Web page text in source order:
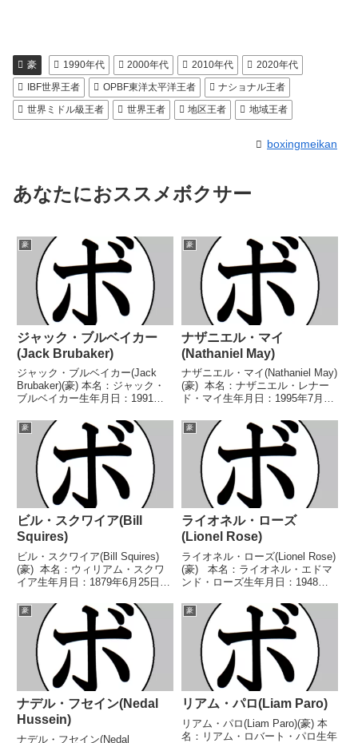
豪 1990年代 2000年代 2010年代
2020年代
IBF世界王者
OPBF東洋太平洋王者
ナショナル王者
世界ミドル級王者
世界王者 地区王者 地域王者
boxingmeikan
あなたにおススメボクサー
豪
ジャック・ブルベイカー
(Jack Brubaker)
ジャック・ブルベイカー(Jack
Brubaker)(豪) 本名：ジャック・
ブルベイカー生年月日：1991年
勝(8KO)6敗2分 【獲得タイトル】
第39代OPBF東洋太平洋ウェルタ
ー級王座WBCウェルター...
豪
ナザニエル・マイ
(Nathaniel May)
ナザニエル・マイ(Nathaniel May)
(豪) 本名：ナザニエル・レナー
ド・マイ生年月日：1995年7月19
(14KO)4敗 【獲得タイトル】
WBOアジアパシフィックスーパ
ーフェザー級ユース王座WBO
ア...
豪
ビル・スクワイア(Bill
Squires)
ビル・スクワイア(Bill Squires)
(豪) 本名：ウィリアム・スクワ
イア生年月日：1879年6月25日国
敗2無効試合 【獲得タイトル】
豪州-ビクトリア州ヘビー級王座
豪州ヘビー級王座コモンウ...
豪
ライオネル・ローズ
(Lionel Rose)
ライオネル・ローズ(Lionel Rose)
(豪) 本名：ライオネル・エドマ
ンド・ローズ生年月日：1948年6
(12KO)11敗 【獲得タイトル】
第3代WBA世界バンタム級王座第
3代WBC世界バンタ...
豪
ナデル・フセイン(Nedal
Hussein)
ナデル・フセイン(Nedal
豪
リアム・パロ(Liam Paro)
リアム・パロ(Liam Paro)(豪) 本
名：リアム・ロバート・パロ生年